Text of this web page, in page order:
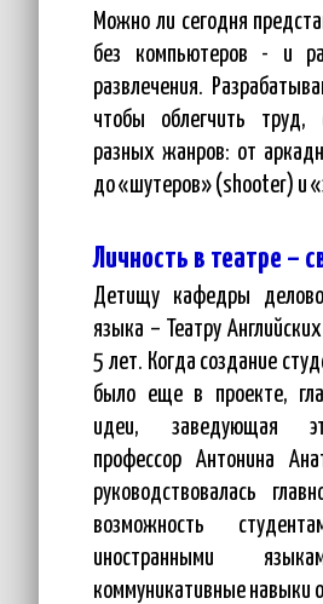
Можно ли сегодня
без компьютеров - и
развлечения.
чтобы облегчить труд,
разных жанров: от
до «шутеров» (shooter) и
Личность в театре –
Детищу кафедры
языка – Театру
5 лет. Когда создание
было еще в проекте,
идеи, заведующая
профессор Антонина
руководствовалась
возможность
иностранными
коммуникативные навыки